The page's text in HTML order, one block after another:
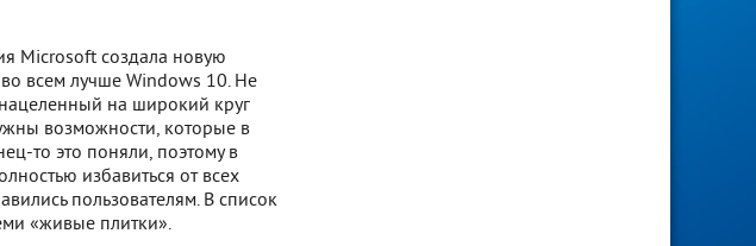
Microsoft создала новую
всем лучше Windows 10. Не
нацеленный на широкий круг
возможности, которые в
то это поняли, поэтому в
избавиться от всех
пользователям. В список
«живые плитки».